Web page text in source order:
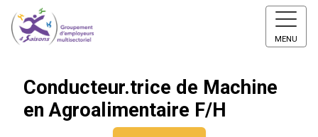
MENU
Conducteur.trice de Machine
en Agroalimentaire F/H